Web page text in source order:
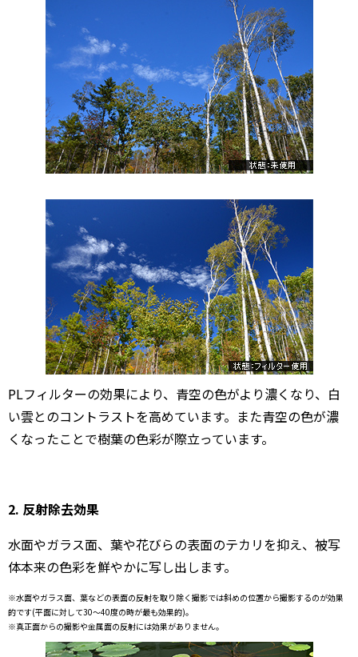
PLフィルターの効果により、青空の色がより濃くなり、白
い雲とのコントラストを高めています。また青空の色が濃
くなったことで樹葉の色彩が際立っています。
2. 反射除去効果
水面やガラス面、葉や花びらの表面のテカリを抑え、被写
体本来の色彩を鮮やかに写し出します。
※水面やガラス面、葉などの表面の反射を取り除く撮影では斜めの位置から撮影するのが効果
的です(平面に対して30～40度の時が最も効果的)。
※真正面からの撮影や金属面の反射には効果がありません。